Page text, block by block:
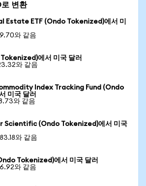
로 변환
Estate ETF (Ondo Tokenized)에서 미
와 같음
에서 미국 달러
와 같음
Index Tracking Fund (Ondo
미국 달러
와 같음
Scientific (Ondo Tokenized)에서 미국
와 같음
Tokenized)에서 미국 달러
와 같음